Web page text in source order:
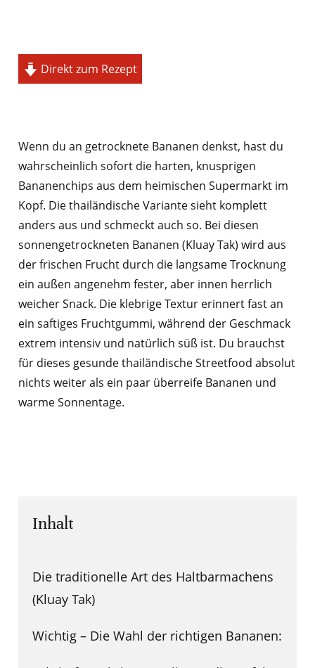
Direkt zum Rezept
Wenn du an getrocknete Bananen denkst, hast du
wahrscheinlich sofort die harten, knusprigen
Bananenchips aus dem heimischen Supermarkt im
Kopf. Die thailändische Variante sieht komplett
anders aus und schmeckt auch so. Bei diesen
sonnengetrockneten Bananen (Kluay Tak) wird aus
der frischen Frucht durch die langsame Trocknung
ein außen angenehm fester, aber innen herrlich
weicher Snack. Die klebrige Textur erinnert fast an
ein saftiges Fruchtgummi, während der Geschmack
extrem intensiv und natürlich süß ist. Du brauchst
für dieses gesunde thailändische Streetfood absolut
nichts weiter als ein paar überreife Bananen und
warme Sonnentage.
Inhalt
Die traditionelle Art des Haltbarmachens
(Kluay Tak)
Wichtig – Die Wahl der richtigen Bananen: